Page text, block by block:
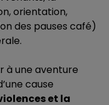
orientation,
des pauses café)
à une aventure
cause
et la